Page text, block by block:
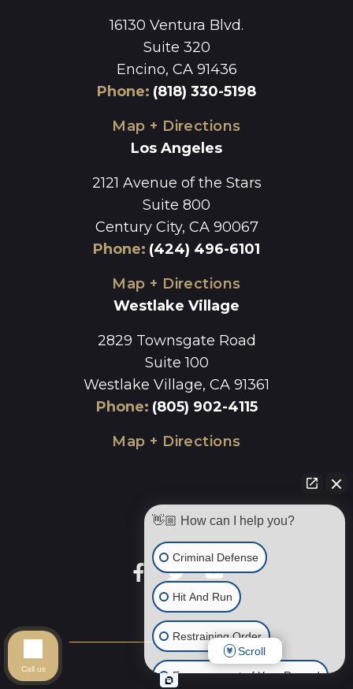
16130 Ventura Blvd.
Suite 320
Encino, CA 91436
Phone: (818) 330-5198
Map + Directions
Los Angeles
2121 Avenue of the Stars
Suite 800
Century City, CA 90067
Phone: (424) 496-6101
Map + Directions
Westlake Village
2829 Townsgate Road
Suite 100
Westlake Village, CA 91361
Phone: (805) 902-4115
Map + Directions
👋🏼 How can I help you?
Criminal Defense
Hit And Run
Restraining Order
Expungement of Your Record
Scroll
Call us